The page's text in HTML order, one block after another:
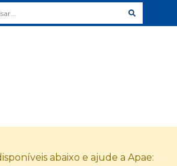
abaixo e ajude a Apae: